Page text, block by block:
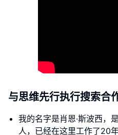
与思维先行执行搜索合
我的名字是肖恩·斯波西，
人，已经在这里工作了20